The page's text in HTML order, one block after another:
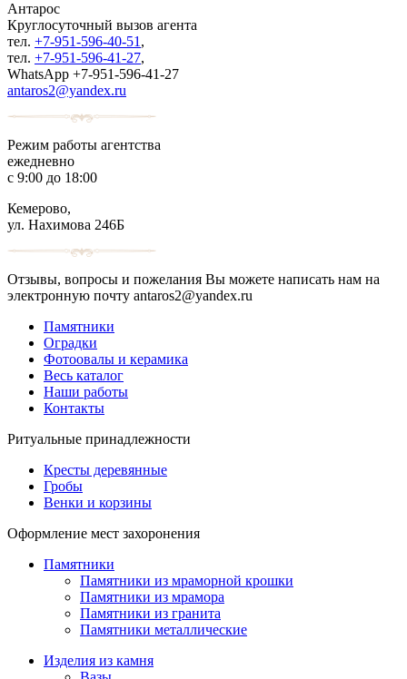
Антарос
Круглосуточный вызов агента
тел. +7-951-596-40-51 ,
тел. +7-951-596-41-27,
WhatsApp +7-951-596-41-27
antaros2@yandex.ru
Режим работы агентства
ежедневно
с 9:00 до 18:00
Кемерово,
ул. Нахимова 246Б
Отзывы, вопросы и пожелания Вы можете написать нам на
электронную почту antaros2@yandex.ru
Памятники
Оградки
Фотоовалы и керамика
Весь каталог
Наши работы
Контакты
Ритуальные принадлежности
Кресты деревянные
Гробы
Венки и корзины
Оформление мест захоронения
Памятники
Памятники из мраморной крошки
Памятники из мрамора
Памятники из гранита
Памятники металлические
Изделия из камня